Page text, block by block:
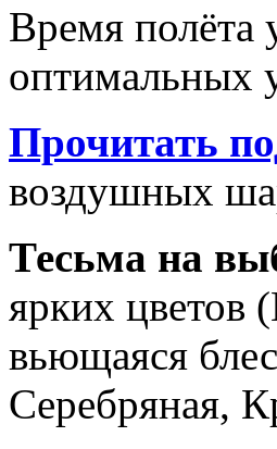
Время полёта
оптимальных
Прочитать
воздушных
Тесьма на
ярких цветов
вьющаяся
Серебряная,